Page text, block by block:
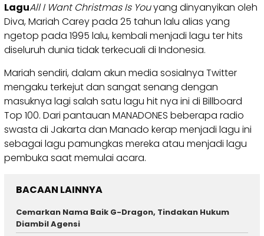
LaguAll I Want Christmas Is Youyang dinyanyikan oleh
Diva, Mariah Carey pada 25 tahun lalu alias yang
ngetop pada 1995 lalu, kembali menjadi lagu ter hits
diseluruh dunia tidak terkecuali di Indonesia.
Mariah sendiri, dalam akun media sosialnya Twitter
mengaku terkejut dan sangat senang dengan
masuknya lagi salah satu lagu hit nya ini di Billboard
Top 100. Dari pantauan MANADONES beberapa radio
swasta di Jakarta dan Manado kerap menjadi lagu ini
sebagai lagu pamungkas mereka atau menjadi lagu
pembuka saat memulai acara.
BACAAN LAINNYA
Cemarkan Nama Baik G-Dragon, Tindakan Hukum
Diambil Agensi